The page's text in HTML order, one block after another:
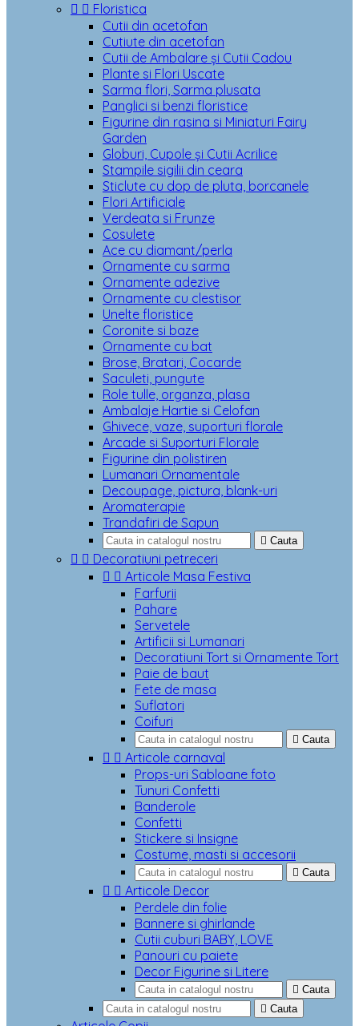
  Floristica
Cutii din acetofan
Cutiute din acetofan
Cutii de Ambalare și Cutii Cadou
Plante si Flori Uscate
Sarma flori, Sarma plusata
Panglici si benzi floristice
Figurine din rasina si Miniaturi Fairy
Garden
Globuri, Cupole și Cutii Acrilice
Stampile sigilii din ceara
Sticlute cu dop de pluta, borcanele
Flori Artificiale
Verdeata si Frunze
Cosulete
Ace cu diamant/perla
Ornamente cu sarma
Ornamente adezive
Ornamente cu clestisor
Unelte floristice
Coronite si baze
Ornamente cu bat
Brose, Bratari, Cocarde
Saculeti, pungute
Role tulle, organza, plasa
Ambalaje Hartie si Celofan
Ghivece, vaze, suporturi florale
Arcade si Suporturi Florale
Figurine din polistiren
Lumanari Ornamentale
Decoupage, pictura, blank-uri
Aromaterapie
Trandafiri de Sapun
 Cauta
  Decoratiuni petreceri
  Articole Masa Festiva
Farfurii
Pahare
Servetele
Artificii si Lumanari
Decoratiuni Tort si Ornamente Tort
Paie de baut
Fete de masa
Suflatori
Coifuri
 Cauta
  Articole carnaval
Props-uri Sabloane foto
Tunuri Confetti
Banderole
Confetti
Stickere si Insigne
Costume, masti si accesorii
 Cauta
  Articole Decor
Perdele din folie
Bannere si ghirlande
Cutii cuburi BABY, LOVE
Panouri cu paiete
Decor Figurine si Litere
 Cauta
 Cauta